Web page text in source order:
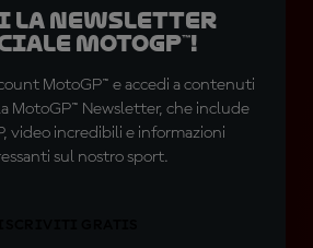
la newsletter
MotoGP™!
MotoGP™ e accedi a contenuti
MotoGP™ Newsletter, che include
video incredibili e informazioni
sul nostro sport.